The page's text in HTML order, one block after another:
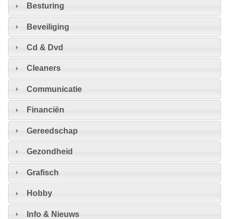
Besturing
Beveiliging
Cd & Dvd
Cleaners
Communicatie
Financiën
Gereedschap
Gezondheid
Grafisch
Hobby
Info & Nieuws